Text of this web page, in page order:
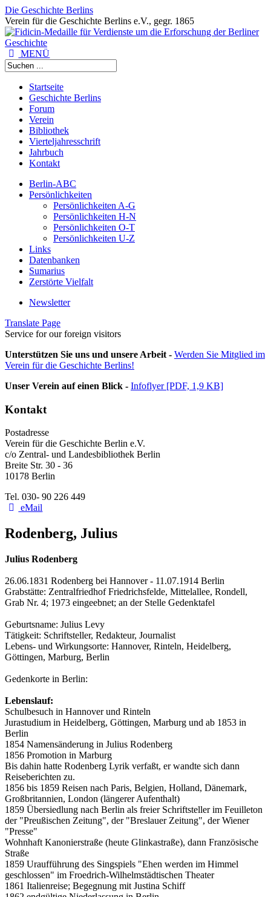
Die Geschichte Berlins
Verein für die Geschichte Berlins e.V., gegr. 1865
MENÜ
Startseite
Geschichte Berlins
Forum
Verein
Bibliothek
Vierteljahresschrift
Jahrbuch
Kontakt
Berlin-ABC
Persönlichkeiten
Persönlichkeiten A-G
Persönlichkeiten H-N
Persönlichkeiten O-T
Persönlichkeiten U-Z
Links
Datenbanken
Sumarius
Zerstörte Vielfalt
Newsletter
Translate Page
Service for our foreign visitors
Unterstützen Sie uns und unsere Arbeit - Werden Sie Mitglied im
Verein für die Geschichte Berlins!
Unser Verein auf einen Blick - Infoflyer [PDF, 1,9 KB]
Kontakt
Postadresse
Verein für die Geschichte Berlin e.V.
c/o Zentral- und Landesbibliothek Berlin
Breite Str. 30 - 36
10178 Berlin
Tel. 030- 90 226 449
eMail
Rodenberg, Julius
Julius Rodenberg
26.06.1831 Rodenberg bei Hannover - 11.07.1914 Berlin
Grabstätte: Zentralfriedhof Friedrichsfelde, Mittelallee, Rondell,
Grab Nr. 4; 1973 eingeebnet; an der Stelle Gedenktafel
Geburtsname: Julius Levy
Tätigkeit: Schriftsteller, Redakteur, Journalist
Lebens- und Wirkungsorte: Hannover, Rinteln, Heidelberg,
Göttingen, Marburg, Berlin
Gedenkorte in Berlin:
Lebenslauf:
Schulbesuch in Hannover und Rinteln
Jurastudium in Heidelberg, Göttingen, Marburg und ab 1853 in
Berlin
1854 Namensänderung in Julius Rodenberg
1856 Promotion in Marburg
Bis dahin hatte Rodenberg Lyrik verfaßt, er wandte sich dann
Reiseberichten zu.
1856 bis 1859 Reisen nach Paris, Belgien, Holland, Dänemark,
Großbritannien, London (längerer Aufenthalt)
1859 Übersiedlung nach Berlin als freier Schriftsteller im Feuilleton
der "Preußischen Zeitung", der "Breslauer Zeitung", der Wiener
"Presse"
Wohnhaft Kanonierstraße (heute Glinkastraße), dann Französische
Straße
1859 Uraufführung des Singspiels "Ehen werden im Himmel
geschlossen" im Froedrich-Wilhelmstädtischen Theater
1861 Italienreise; Begegnung mit Justina Schiff